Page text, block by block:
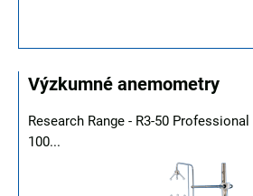
Výzkumné anemometry
Research Range - R3-50
100...